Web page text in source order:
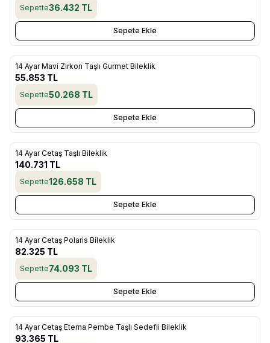
Sepette36.432 TL
Sepete Ekle
Yeni
Favorilere Ekle
14 Ayar Mavi Zirkon Taşlı Gurmet Bileklik
55.853 TL
Sepette50.268 TL
Sepete Ekle
Yeni
Favorilere Ekle
14 Ayar Cetaş Taşlı Bileklik
140.731 TL
Sepette126.658 TL
Sepete Ekle
Yeni
Favorilere Ekle
14 Ayar Cetaş Polaris Bileklik
82.325 TL
Sepette74.093 TL
Sepete Ekle
Yeni
Favorilere Ekle
14 Ayar Cetaş Eterna Pembe Taşlı Sedefli Bileklik
93.365 TL